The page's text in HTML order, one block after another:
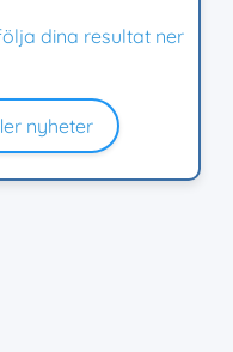
dina resultat ner
nyheter